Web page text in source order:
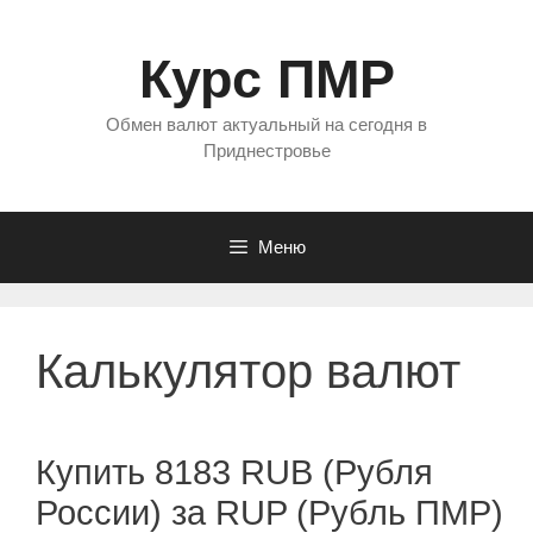
Курс ПМР
Обмен валют актуальный на сегодня в
Приднестровье
Меню
Калькулятор валют
Купить 8183 RUB (Рубля
России) за RUP (Рубль ПМР)